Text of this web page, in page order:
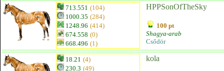
713.551 (104)
1000.35 (284)
1248.96 (414)
674.558 (0)
668.496 (1)
HPPSonOfTheSky
100 pt
Shagya-arab
Csődör
18.21 (4)
230.3 (49)
kola